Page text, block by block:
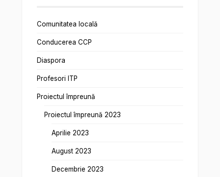
Comunitatea locală
Conducerea CCP
Diaspora
Profesori ITP
Proiectul împreună
Proiectul împreună 2023
Aprilie 2023
August 2023
Decembrie 2023